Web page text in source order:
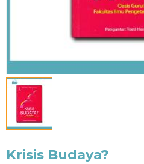
Krisis Budaya?